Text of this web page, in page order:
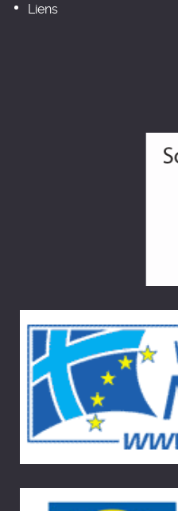
Liens